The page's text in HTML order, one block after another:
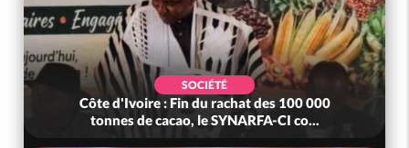
SOCIÉTÉ
Côte d'Ivoire : Fin du rachat des 100 000
tonnes de cacao, le SYNARFA-CI co...